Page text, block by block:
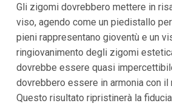
Gli zigomi dovrebbero mettere in
viso, agendo come un piedistallo
pieni rappresentano gioventù e un
ringiovanimento degli zigomi
dovrebbe essere quasi
dovrebbero essere in armonia con
Questo risultato ripristinerà la